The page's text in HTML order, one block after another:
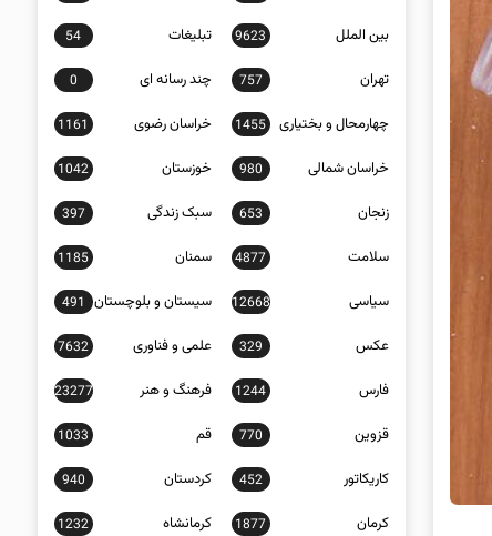
بین الملل 9623 تبلیغات 54
تهران 757 چند رسانه ای 0
چهارمحال و بختیاری 1455 خراسان رضوی 1161
خراسان شمالی 980 خوزستان 1042
زنجان 653 سبک زندگی 397
سلامت 4877 سمنان 1185
سیاسی 12668 سیستان و بلوچستان 491
عکس 329 علمی و فناوری 7632
فارس 1244 فرهنگ و هنر 23277
قزوین 770 قم 1033
کاریکاتور 452 کردستان 940
کرمان 1877 کرمانشاه 1232